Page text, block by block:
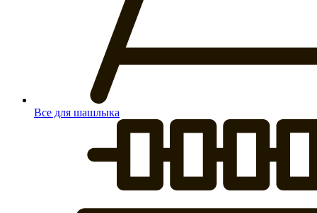
Все для шашлыка